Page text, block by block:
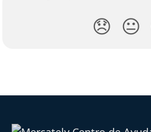
😞 😐